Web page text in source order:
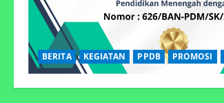
BERITA KEGIATAN PPDB PROMOSI